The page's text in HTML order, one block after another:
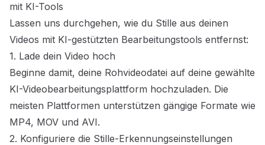
mit KI-Tools
Lassen uns durchgehen, wie du Stille aus deinen
Videos mit KI-gestützten Bearbeitungstools entfernst:
1. Lade dein Video hoch
Beginne damit, deine Rohvideodatei auf deine gewählte
KI-Videobearbeitungsplattform hochzuladen. Die
meisten Plattformen unterstützen gängige Formate wie
MP4, MOV und AVI.
2. Konfiguriere die Stille-Erkennungseinstellungen